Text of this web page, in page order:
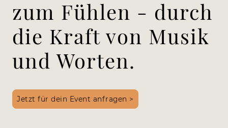
zum Fühlen - durch
die Kraft von Musik
und Worten.
Jetzt für dein Event anfragen >